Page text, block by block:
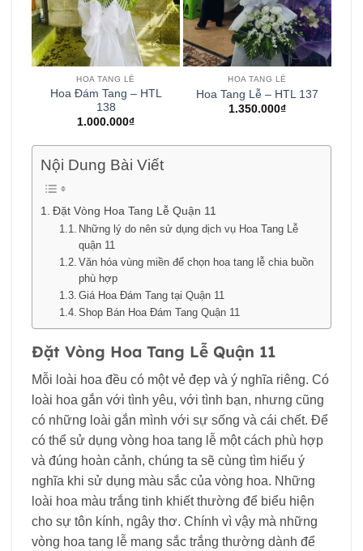
HOA TANG LỄ
Hoa Đám Tang – HTL
138
1.000.000₫
HOA TANG LỄ
Hoa Tang Lễ – HTL 137
1.350.000₫
Nội Dung Bài Viết
Đặt Vòng Hoa Tang Lễ Quận 11
Những lý do nên sử dụng dịch vụ Hoa Tang Lễ
quận 11
Văn hóa vùng miền để chọn hoa tang lễ chia buồn
phù hợp
Giá Hoa Đám Tang tại Quận 11
Shop Bán Hoa Đám Tang Quận 11
Đặt Vòng Hoa Tang Lễ Quận 11
Mỗi loài hoa đều có một vẻ đẹp và ý nghĩa riêng. Có
loài hoa gắn với tình yêu, với tình bạn, nhưng cũng
có những loài gắn mình với sự sống và cái chết. Để
có thể sử dụng vòng hoa tang lễ một cách phù hợp
và đúng hoàn cảnh, chúng ta sẽ cùng tìm hiểu ý
nghĩa khi sử dụng màu sắc của vòng hoa. Những
loài hoa màu trắng tinh khiết thường để biểu hiện
cho sự tôn kính, ngây thơ. Chính vì vậy mà những
vòng hoa tang lễ mang sắc trắng thường dành để